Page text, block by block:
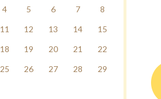
4 5 6 7
8
11 12 13 14
15
18 19 20 21
22
25 26 27 28
29